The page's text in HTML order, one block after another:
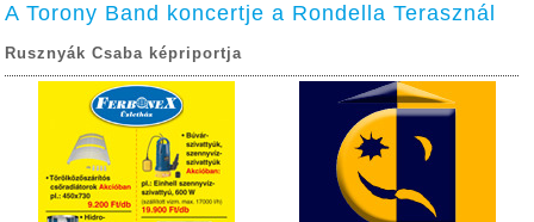
A Torony Band koncertje a Rondella Terasznál
Rusznyák Csaba képriportja